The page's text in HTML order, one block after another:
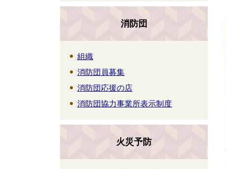
消防団
組織
消防団員募集
消防団応援の店
消防団協力事業所表示制度
火災予防